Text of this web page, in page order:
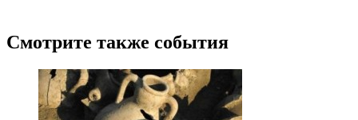
Смотрите также события